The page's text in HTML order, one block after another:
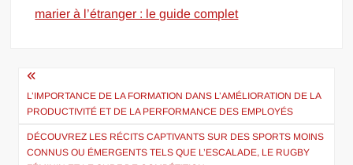
marier à l’étranger : le guide complet
Navigation
de
l’article
L’IMPORTANCE DE LA FORMATION DANS L’AMÉLIORATION DE LA
PRODUCTIVITÉ ET DE LA PERFORMANCE DES EMPLOYÉS
DÉCOUVREZ LES RÉCITS CAPTIVANTS SUR DES SPORTS MOINS
CONNUS OU ÉMERGENTS TELS QUE L’ESCALADE, LE RUGBY